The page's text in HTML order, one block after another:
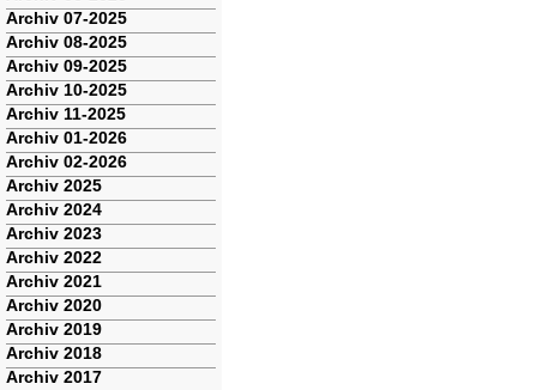
Archiv 07-2025
Archiv 08-2025
Archiv 09-2025
Archiv 10-2025
Archiv 11-2025
Archiv 01-2026
Archiv 02-2026
Archiv 2025
Archiv 2024
Archiv 2023
Archiv 2022
Archiv 2021
Archiv 2020
Archiv 2019
Archiv 2018
Archiv 2017